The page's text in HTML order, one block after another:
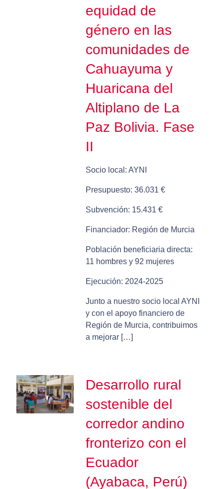
equidad de
género en las
comunidades de
Cahuayuma y
Huaricana del
Altiplano de La
Paz Bolivia. Fase
II
Socio local: AYNI
Presupuesto: 36.031 €
Subvención: 15.431 €
Financiador: Región de Murcia
Población beneficiaria directa:
11 hombres y 92 mujeres
Ejecución: 2024-2025
Junto a nuestro socio local AYNI
y con el apoyo financiero de
Región de Murcia, contribuimos
a mejorar […]
Desarrollo rural
sostenible del
corredor andino
fronterizo con el
Ecuador
(Ayabaca, Perú)